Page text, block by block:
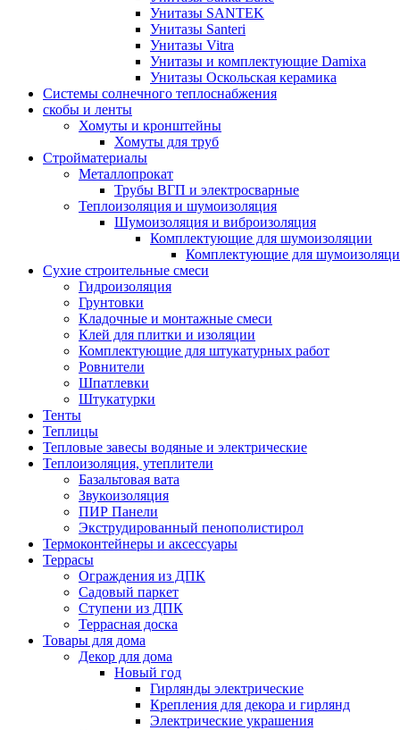
Унитазы SANTEK
Унитазы Santeri
Унитазы Vitra
Унитазы и комплектующие Damixa
Унитазы Оскольская керамика
Системы солнечного теплоснабжения
скобы и ленты
Хомуты и кронштейны
Хомуты для труб
Стройматериалы
Металлопрокат
Трубы ВГП и электросварные
Теплоизоляция и шумоизоляция
Шумоизоляция и виброизоляция
Комплектующие для шумоизоляции
Комплектующие для
Сухие строительные смеси
Гидроизоляция
Грунтовки
Кладочные и монтажные смеси
Клей для плитки и изоляции
Комплектующие для штукатурных работ
Ровнители
Шпатлевки
Штукатурки
Тенты
Теплицы
Тепловые завесы водяные и электрические
Теплоизоляция, утеплители
Базальтовая вата
Звукоизоляция
ПИР Панели
Экструдированный пенополистирол
Термоконтейнеры и аксессуары
Террасы
Ограждения из ДПК
Садовый паркет
Ступени из ДПК
Террасная доска
Товары для дома
Декор для дома
Новый год
Гирлянды электрические
Крепления для декора и гирлянд
Электрические украшения